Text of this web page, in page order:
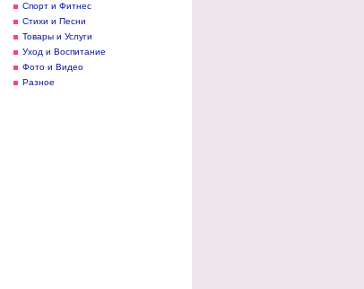
Спорт и Фитнес
Стихи и Песни
Товары и Услуги
Уход и Воспитание
Фото и Видео
Разное